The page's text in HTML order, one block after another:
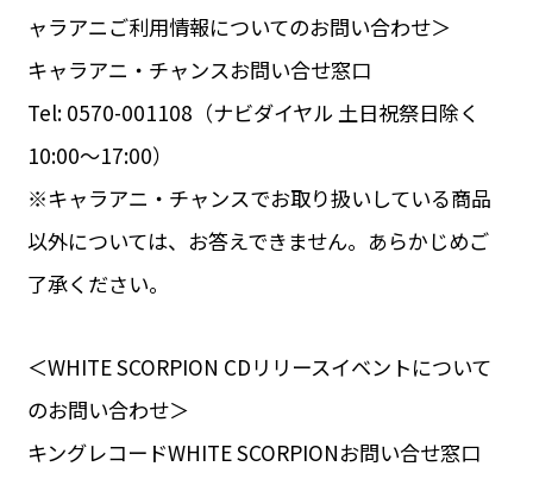
ャラアニご利用情報についてのお問い合わせ＞
キャラアニ・チャンスお問い合せ窓口
Tel: 0570-001108（ナビダイヤル 土日祝祭日除く
10:00～17:00）
※キャラアニ・チャンスでお取り扱いしている商品
以外については、お答えできません。あらかじめご
了承ください。
＜WHITE SCORPION CDリリースイベントについて
のお問い合わせ＞
キングレコードWHITE SCORPIONお問い合せ窓口